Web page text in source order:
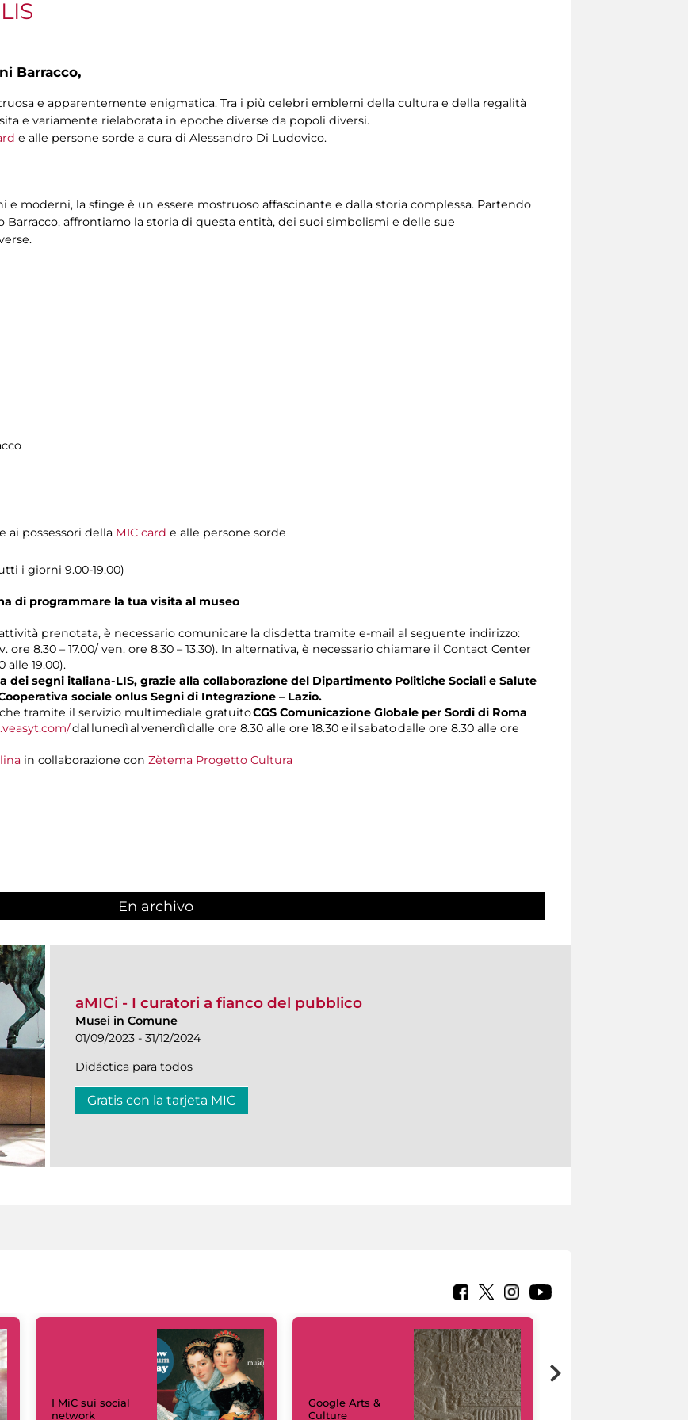
Barracco,
e apparentemente enigmatica. Tra i più celebri emblemi della cultura e della regalità
e variamente rielaborata in epoche diverse da popoli diversi.
e alle persone sorde a cura di Alessandro Di Ludovico.
moderni, la sfinge è un essere mostruoso affascinante e dalla storia complessa. Partendo
affrontiamo la storia di questa entità, dei suoi simbolismi e delle sue
ai possessori della MIC card e alle persone sorde
i giorni 9.00-19.00)
di programmare la tua visita al museo
prenotata, è necessario comunicare la disdetta tramite e-mail al seguente indirizzo:
ore 8.30 – 17.00/ ven. ore 8.30 – 13.30). In alternativa, è necessario chiamare il Contact Center
19.00).
segni italiana-LIS, grazie alla collaborazione del Dipartimento Politiche Sociali e Salute
sociale onlus Segni di Integrazione – Lazio.
tramite il servizio multimediale gratuitoCGS Comunicazione Globale per Sordi di Roma
dal lunedì al venerdì dalle ore 8.30 alle ore 18.30 e il sabato dalle ore 8.30 alle ore
in collaborazione con Zètema Progetto Cultura
En archivo
aMICi - I curatori a fianco del pubblico
Musei in Comune
01/09/2023 - 31/12/2024
Didáctica para todos
Gratis con la tarjeta MIC
I MiC sui social
network
Google Arts &
Culture